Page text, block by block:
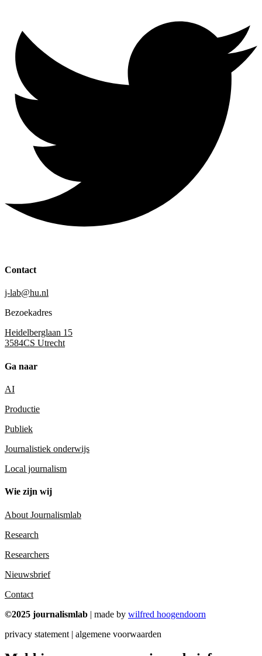
Contact
j-lab@hu.nl
Bezoekadres
Heidelberglaan 15
3584CS Utrecht
Ga naar
AI
Productie
Publiek
Journalistiek onderwijs
Local journalism
Wie zijn wij
About Journalismlab
Research
Researchers
Nieuwsbrief
Contact
©2025 journalismlab | made by wilfred hoogendoorn
privacy statement | algemene voorwaarden